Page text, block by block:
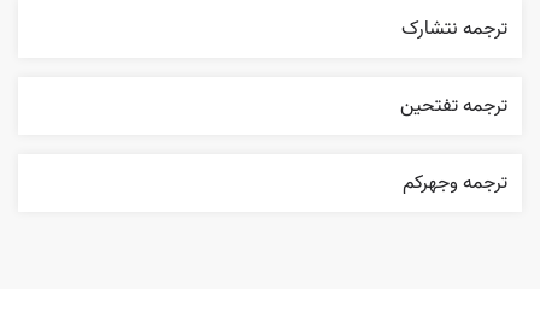
ترجمه نتشارک
ترجمه تفتحين
ترجمه وجهرکم